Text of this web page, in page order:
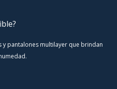
y pantalones multilayer que brindan